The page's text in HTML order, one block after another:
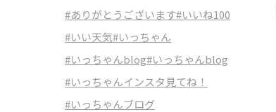
#ありがとうございます#いいね100
#いい天気#いっちゃん
#いっちゃんblog#いっちゃんblog
#いっちゃんインスタ見てね！
#いっちゃんブログ